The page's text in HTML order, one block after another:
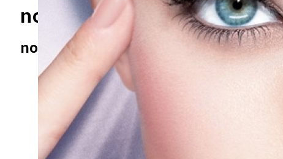
nova-version.ru
nova-version.ru
ИНТЕРЕСНОЕ И ПОЗНАВАТЕЛЬНОЕ
МОДА И СТИЛЬ